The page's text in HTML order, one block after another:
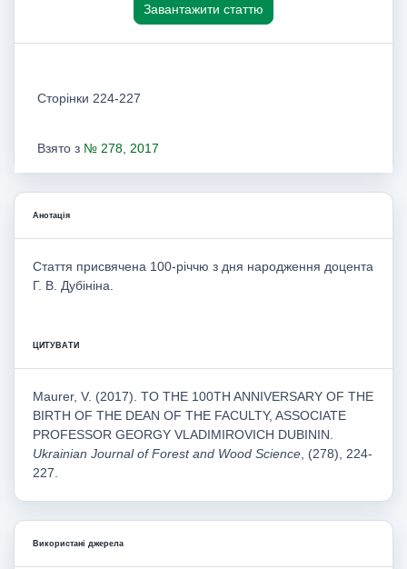
Завантажити статтю
Сторінки 224-227
Взято з № 278, 2017
Анотація
Стаття присвячена 100-річчю з дня народження доцента
Г. В. Дубініна.
ЦИТУВАТИ
Maurer, V. (2017). TO THE 100TH ANNIVERSARY OF THE
BIRTH OF THE DEAN OF THE FACULTY, ASSOCIATE
PROFESSOR GEORGY VLADIMIROVICH DUBININ.
Ukrainian Journal of Forest and Wood Science , (278), 224-
227.
Використані джерела